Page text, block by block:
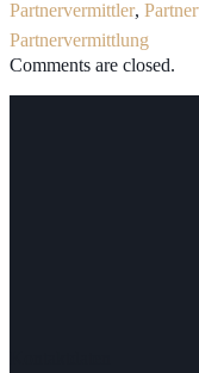
Partnervermittler,
Partnervermittlung
Comments are closed.